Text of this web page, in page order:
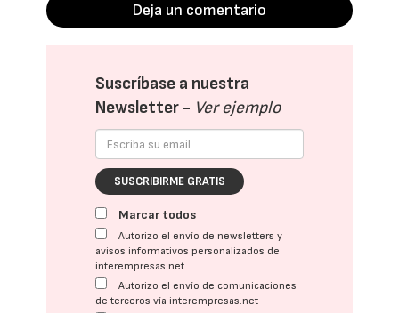
Deja un comentario
Suscríbase a nuestra
Newsletter - Ver ejemplo
SUSCRIBIRME GRATIS
Marcar todos
Autorizo el envío de newsletters y
avisos informativos personalizados de
interempresas.net
Autorizo el envío de comunicaciones
de terceros vía interempresas.net